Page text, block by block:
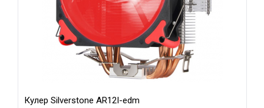
Кулер Silverstone AR12I-edm